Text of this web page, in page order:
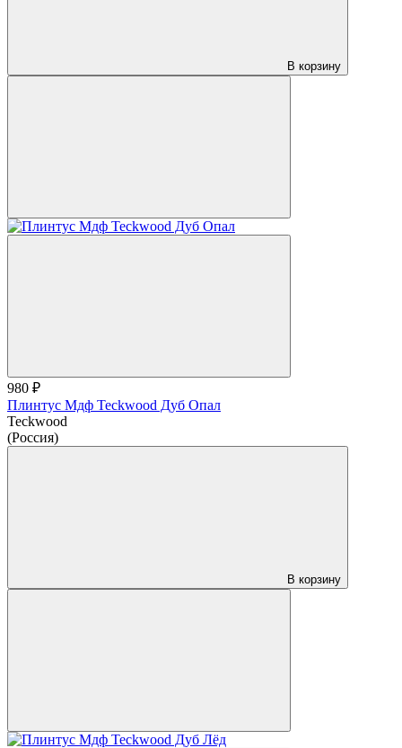
В корзину
980 ₽
Плинтус Мдф Teckwood Дуб Опал
Teckwood
(Россия)
В корзину